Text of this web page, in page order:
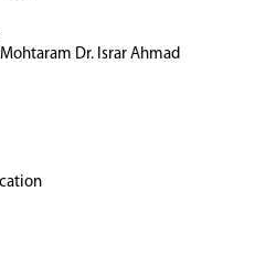
Dr. Israr Ahmad